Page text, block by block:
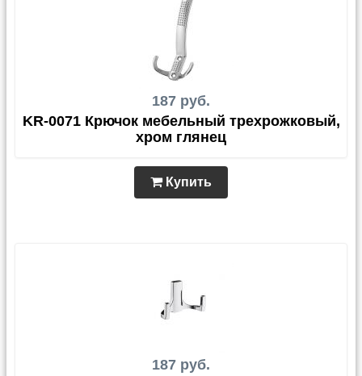
187 руб.
KR-0071 Крючок мебельный трехрожковый,
хром глянец
Купить
187 руб.